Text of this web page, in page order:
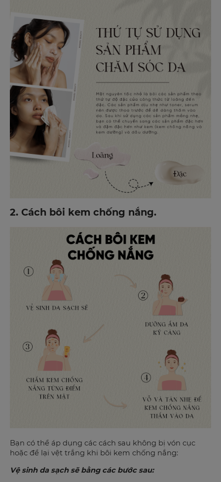
2. Cách bôi kem chống nắng.
Bạn có thể áp dụng các cách sau không bị vón cục
hoặc để lại vệt trắng khi bôi kem chống nắng:
Vệ sinh da sạch sẽ bằng các bước sau: